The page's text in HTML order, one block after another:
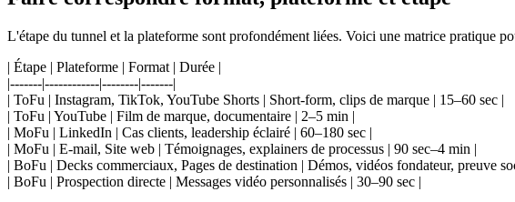
L'étape du tunnel et la plateforme sont profondément liées. Voici une matrice pratique
| Étape | Plateforme | Format | Durée |
|-------|------------|--------|-------|
| ToFu | Instagram, TikTok, YouTube Shorts | Short-form, clips de marque | 15–60 sec |
| ToFu | YouTube | Film de marque, documentaire | 2–5 min |
| MoFu | LinkedIn | Cas clients, leadership éclairé | 60–180 sec |
| MoFu | E-mail, Site web | Témoignages, explainers de processus | 90 sec–4 min |
| BoFu | Decks commerciaux, Pages de destination | Démos, vidéos fondateur, preuve
| BoFu | Prospection directe | Messages vidéo personnalisés | 30–90 sec |